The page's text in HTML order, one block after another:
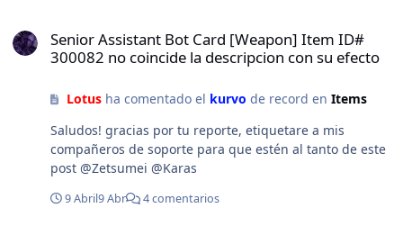
Si deseas postularte, elabora tu postulación en la
sección En Privado con el Staff. Coméntanos, cuanto
al día desempeñando esta tarea y cuales son los
Te esperamos!
Senior Assistant Bot Card [Weapon] Item ID#
300082 no coincide la descripcion con su efecto
Lotusha comentado el kurvo de record en Items
Saludos! gracias por tu reporte, etiquetare a mis
compañeros de soporte para que estén al tanto de este
post @Zetsumei @Karas
9 Abril9 Abr 4 comentarios